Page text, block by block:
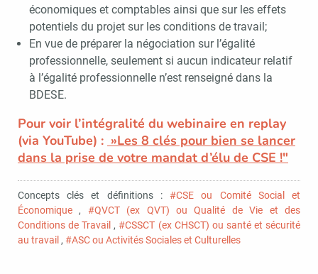
économiques et comptables ainsi que sur les effets
potentiels du projet sur les conditions de travail;
En vue de préparer la négociation sur l’égalité
professionnelle, seulement si aucun indicateur relatif
à l’égalité professionnelle n’est renseigné dans la
BDESE.
Pour voir l’intégralité du webinaire en replay
(via YouTube) : »Les 8 clés pour bien se lancer
dans la prise de votre mandat d’élu de CSE !"
Concepts clés et définitions :#CSE ou Comité Social et
Économique , #QVCT (ex QVT) ou Qualité de Vie et des
Conditions de Travail ,#CSSCT (ex CHSCT) ou santé et sécurité
au travail , #ASC ou Activités Sociales et Culturelles